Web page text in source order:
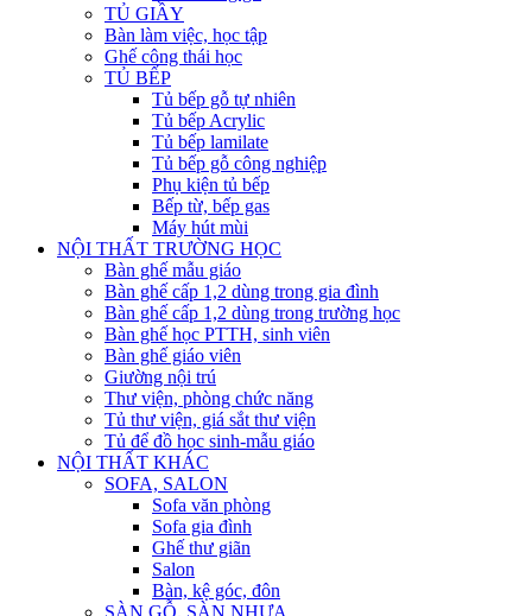
TỦ GIẦY
Bàn làm việc, học tập
Ghế công thái học
TỦ BẾP
Tủ bếp gỗ tự nhiên
Tủ bếp Acrylic
Tủ bếp lamilate
Tủ bếp gỗ công nghiệp
Phụ kiện tủ bếp
Bếp từ, bếp gas
Máy hút mùi
NỘI THẤT TRƯỜNG HỌC
Bàn ghế mẫu giáo
Bàn ghế cấp 1,2 dùng trong gia đình
Bàn ghế cấp 1,2 dùng trong trường học
Bàn ghế học PTTH, sinh viên
Bàn ghế giáo viên
Giường nội trú
Thư viện, phòng chức năng
Tủ thư viện, giá sắt thư viện
Tủ để đồ học sinh-mẫu giáo
NỘI THẤT KHÁC
SOFA, SALON
Sofa văn phòng
Sofa gia đình
Ghế thư giãn
Salon
Bàn, kệ góc, đôn